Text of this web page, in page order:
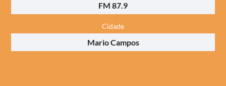
FM 87.9
Cidade
Mario Campos